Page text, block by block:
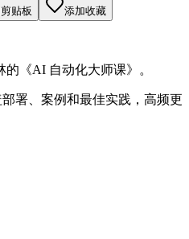
贴板 添加收藏
《AI 自动化大师课》。
署、案例和最佳实践，高频更